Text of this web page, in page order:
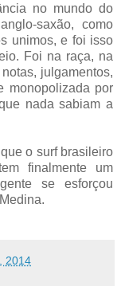
no mundo do
saxão, como
unimos, e foi isso
Foi na raça, na
julgamentos,
monopolizada por
nada sabiam a
o surf brasileiro
finalmente um
se esforçou
2014